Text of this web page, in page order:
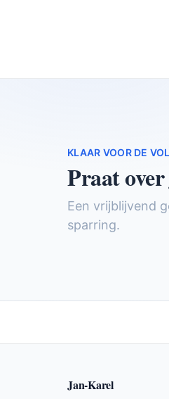
KLAAR VOOR DE
Praat
Een vrijblijvend
sparring.
Jan-Karel